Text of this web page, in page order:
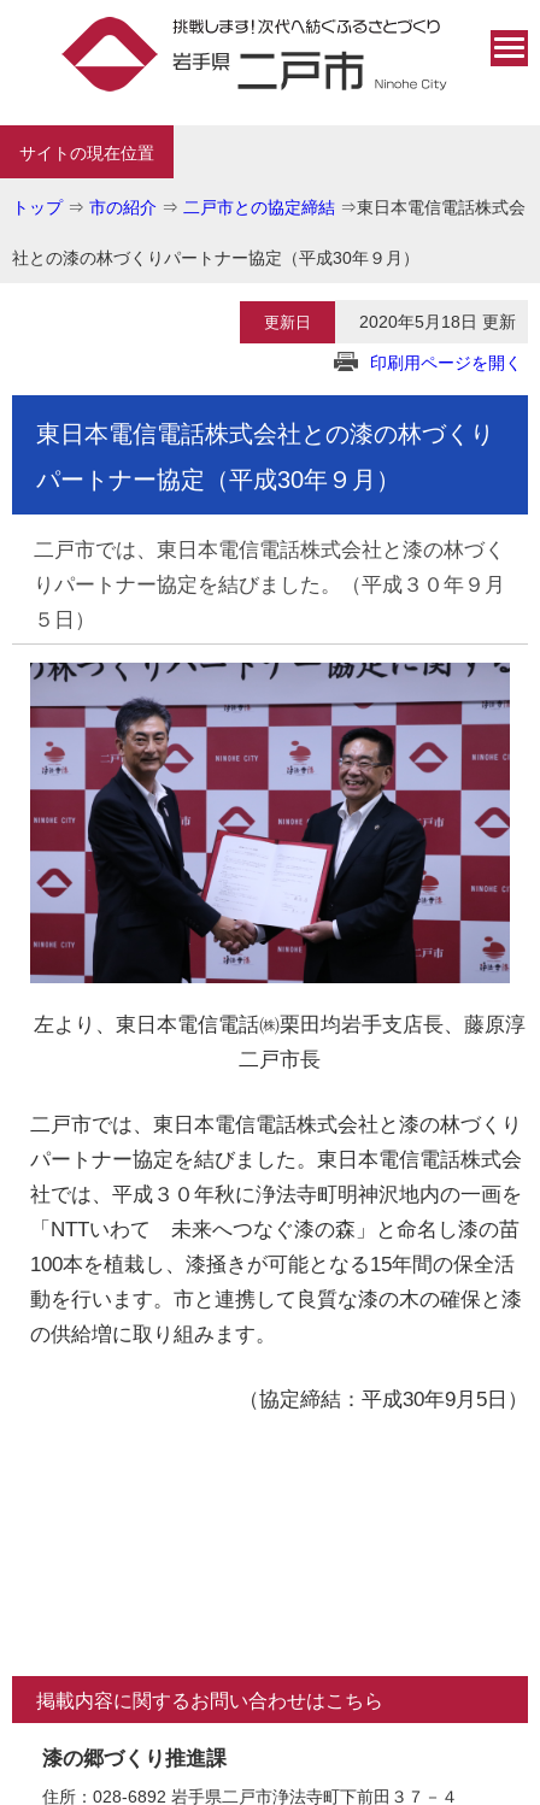
サイトの現在位置
トップ⇒ 市の紹介 ⇒ 二戸市との協定締結 ⇒東日本電信電話株式会
社との漆の林づくりパートナー協定（平成30年９月）
更新日 2020年5月18日 更新
印刷用ページを開く
東日本電信電話株式会社との漆の林づくり
パートナー協定（平成30年９月）
二戸市では、東日本電信電話株式会社と漆の林づく
りパートナー協定を結びました。（平成３０年９月
５日）
左より、東日本電信電話㈱栗田均岩手支店長、藤原淳
二戸市長
二戸市では、東日本電信電話株式会社と漆の林づくり
パートナー協定を結びました。東日本電信電話株式会
社では、平成３０年秋に浄法寺町明神沢地内の一画を
「NTTいわて 未来へつなぐ漆の森」と命名し漆の苗
100本を植栽し、漆掻きが可能となる15年間の保全活
動を行います。市と連携して良質な漆の木の確保と漆
の供給増に取り組みます。
（協定締結：平成30年9月5日）
掲載内容に関するお問い合わせはこちら
漆の郷づくり推進課
住所：028-6892 岩手県二戸市浄法寺町下前田３７－４